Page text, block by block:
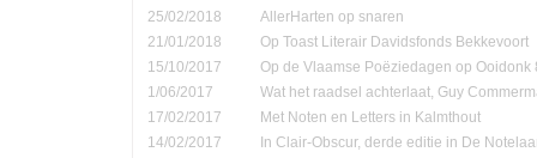
25/02/2018
AllerHarten op snaren
21/01/2018
Op Toast Literair Davidsfonds Bekkevoort
15/10/2017
Op de Vlaamse Poëziedagen op
1/06/2017
Wat het raadsel achterlaat, Guy
17/02/2017
Met Noten en Letters in Kalmthout
14/02/2017
In Clair-Obscur, derde editie in De